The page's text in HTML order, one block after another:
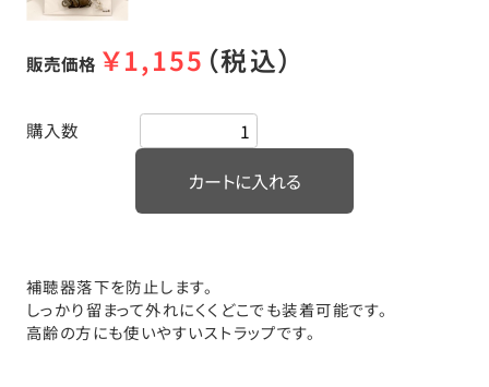
販売価格 ￥1,155 （税込）
購入数
補聴器落下を防止します。
しっかり留まって外れにくくどこでも装着可能です。
高齢の方にも使いやすいストラップです。